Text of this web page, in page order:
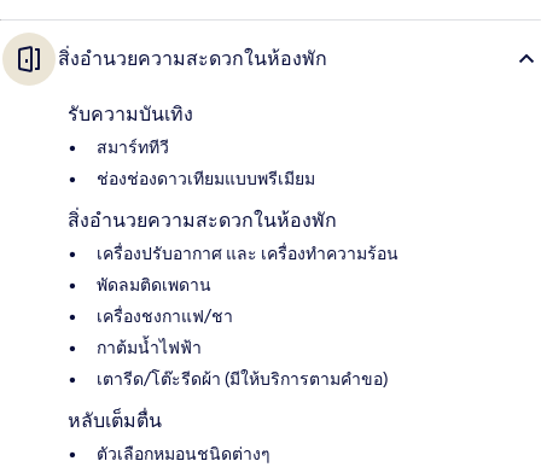
สิ่งอำนวยความสะดวกในห้องพัก
รับความบันเทิง
สมาร์ททีวี
ช่องช่องดาวเทียมแบบพรีเมียม
สิ่งอำนวยความสะดวกในห้องพัก
เครื่องปรับอากาศ และ เครื่องทำความร้อน
พัดลมติดเพดาน
เครื่องชงกาแฟ/ชา
กาต้มน้ำไฟฟ้า
เตารีด/โต๊ะรีดผ้า (มีให้บริการตามคำขอ)
หลับเต็มตื่น
ตัวเลือกหมอนชนิดต่างๆ